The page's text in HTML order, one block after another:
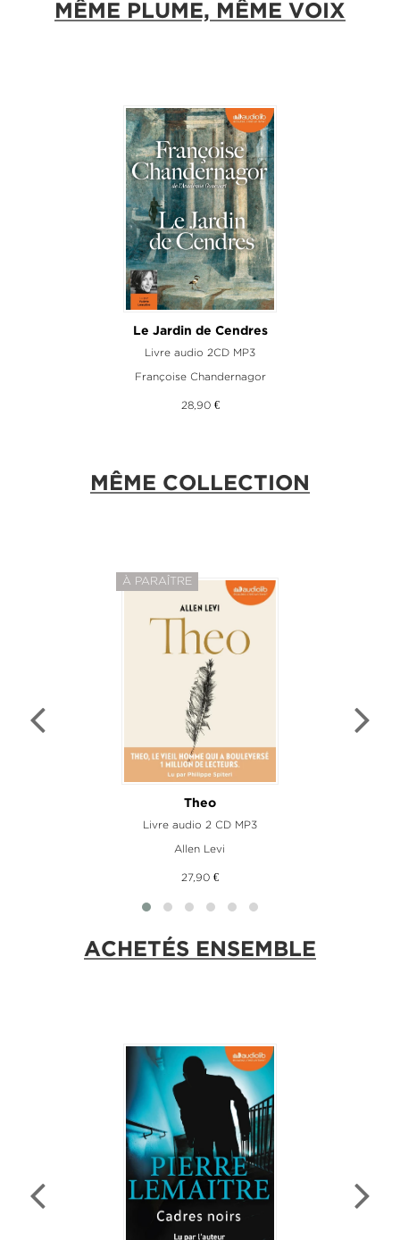
MÊME PLUME, MÊME VOIX
Le Jardin de Cendres
Livre audio 2CD MP3
Françoise Chandernagor
28,90 €
MÊME COLLECTION
À PARAÎTRE
Theo
Livre audio 2 CD MP3
Allen Levi
27,90 €
ACHETÉS ENSEMBLE